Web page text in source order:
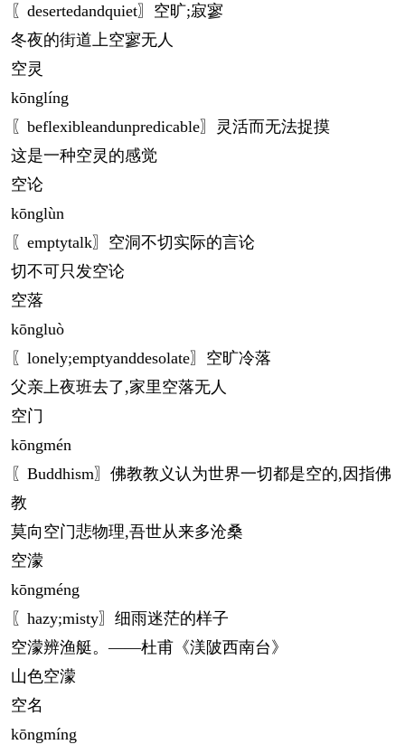
〖desertedandquiet〗空旷;寂寥
冬夜的街道上空寥无人
空灵
kōnglíng
〖beflexibleandunpredicable〗灵活而无法捉摸
这是一种空灵的感觉
空论
kōnglùn
〖emptytalk〗空洞不切实际的言论
切不可只发空论
空落
kōngluò
〖lonely;emptyanddesolate〗空旷冷落
父亲上夜班去了,家里空落无人
空门
kōngmén
〖Buddhism〗佛教教义认为世界一切都是空的,因指佛
教
莫向空门悲物理,吾世从来多沧桑
空濛
kōngméng
〖hazy;misty〗细雨迷茫的样子
空濛辨渔艇。——杜甫《渼陂西南台》
山色空濛
空名
kōngmíng